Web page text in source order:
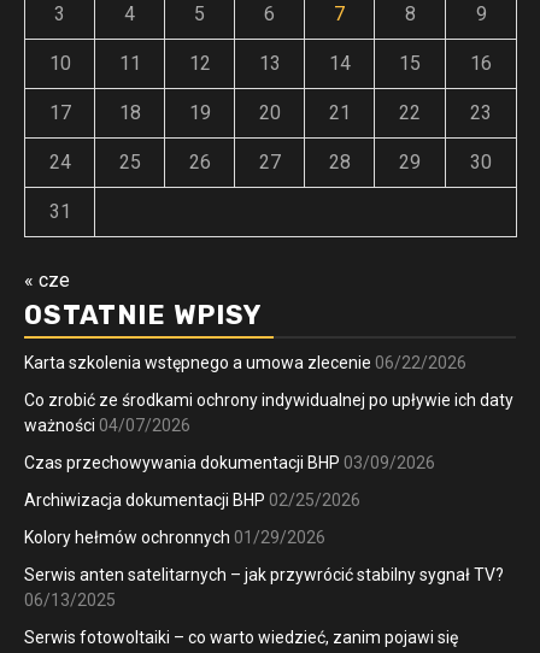
3 4 5 6 7 8 9
10 11 12 13 14 15 16
17 18 19 20 21 22 23
24 25 26 27 28 29 30
31
« cze
OSTATNIE WPISY
Karta szkolenia wstępnego a umowa zlecenie 06/22/2026
Co zrobić ze środkami ochrony indywidualnej po upływie ich daty
ważności 04/07/2026
Czas przechowywania dokumentacji BHP 03/09/2026
Archiwizacja dokumentacji BHP 02/25/2026
Kolory hełmów ochronnych 01/29/2026
Serwis anten satelitarnych – jak przywrócić stabilny sygnał TV?
06/13/2025
Serwis fotowoltaiki – co warto wiedzieć, zanim pojawi się